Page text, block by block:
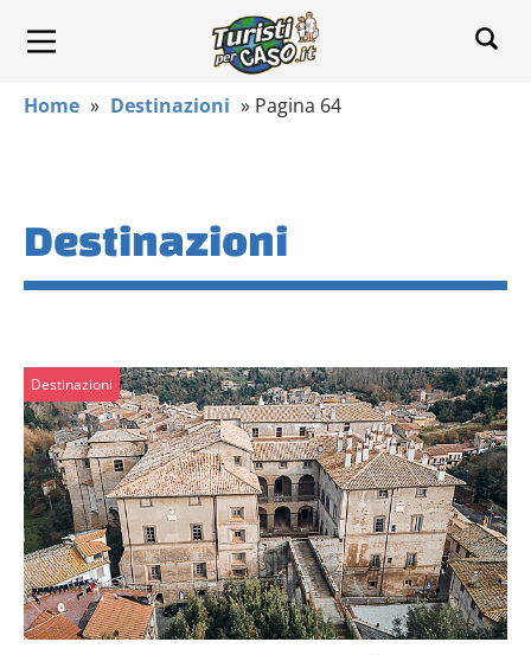
Home » Destinazioni » Pagina 64
Destinazioni
Destinazioni